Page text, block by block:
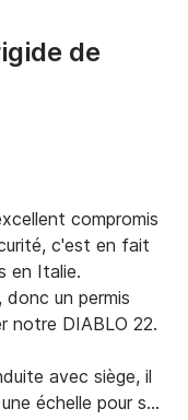
de
compromis
c'est en fait
en Italie.
un permis
notre DIABLO 22.
avec siège, il
échelle pour se